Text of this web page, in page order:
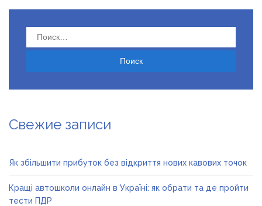
Найти:
Свежие записи
Як збільшити прибуток без відкриття нових кавових точок
Кращі автошколи онлайн в Україні: як обрати та де пройти
тести ПДР